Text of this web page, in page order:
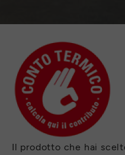
Il prodotto che hai